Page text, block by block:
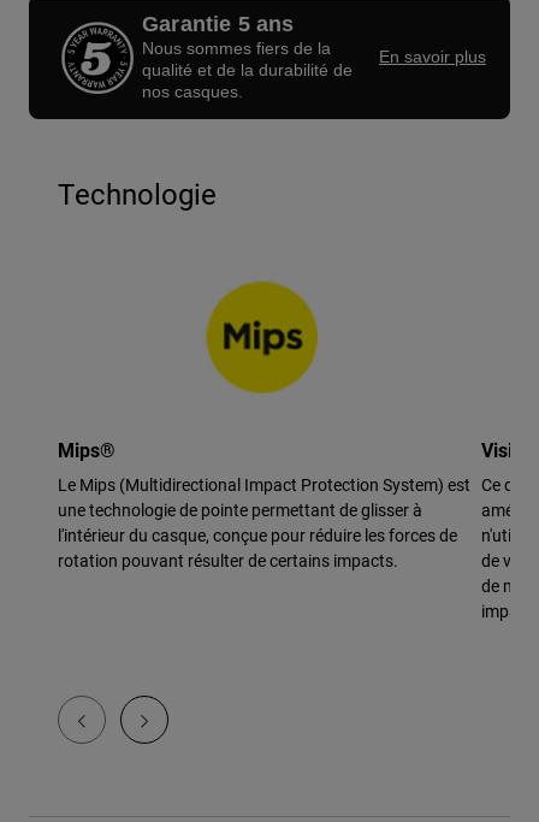
Garantie 5 ans
Nous sommes fiers de la
qualité et de la durabilité de
nos casques.
En savoir plus
Technologie
Mips®
Le Mips (Multidirectional Impact Protection System) est
une technologie de pointe permettant de glisser à
l'intérieur du casque, conçue pour réduire les forces de
rotation pouvant résulter de certains impacts.
Ce
de vis,
de
impact.